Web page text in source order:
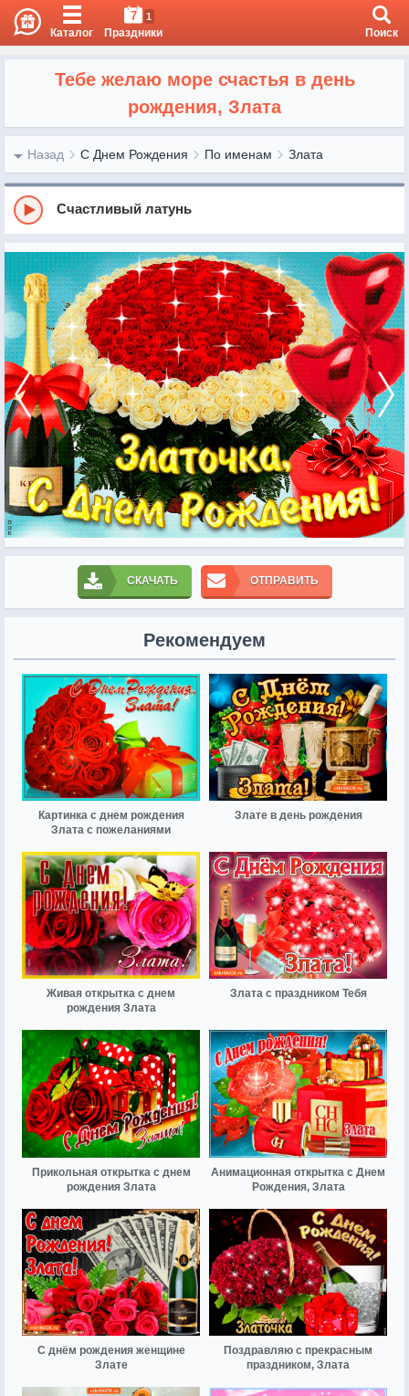
Каталог
7 1
Праздники Поиск
Тебе желаю море счастья в день
рождения, Злата
Назад С Днем Рождения По именам Злата
Счастливый латунь
СКАЧАТЬ ОТПРАВИТЬ
Рекомендуем
Картинка с днем рождения
Злата с пожеланиями
Злате в день рождения
Живая открытка с днем
рождения Злата
Злата с праздником Тебя
Прикольная открытка с днем
рождения Злата
Анимационная открытка с Днем
Рождения, Злата
С днём рождения женщине
Злате
Поздравляю с прекрасным
праздником, Злата